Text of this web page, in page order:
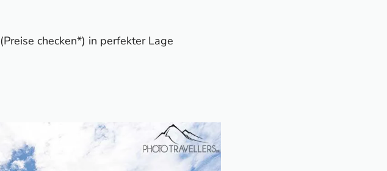
(Preise checken*) in perfekter Lage